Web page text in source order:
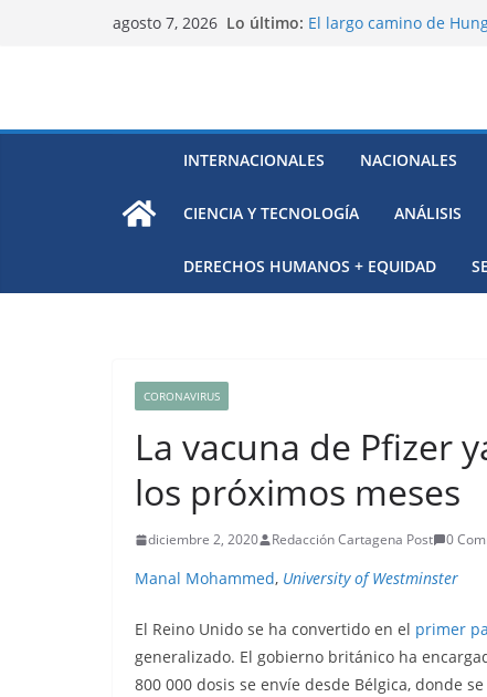
agosto 7, 2026 Lo último: El largo camino de
México
El océano Pacífico bajo
INTERNACIONALES NACIONALES
CIENCIA Y TECNOLOGÍA ANÁLISIS
DERECHOS HUMANOS + EQUIDAD
CORONAVIRUS
La vacuna de Pfizer
los próximos meses
diciembre 2, 2020 Redacción Cartagena Post 0
Manal Mohammed, University of Westminster
El Reino Unido se ha convertido en el primer
generalizado. El gobierno británico ha
800 000 dosis se envíe desde Bélgica, donde